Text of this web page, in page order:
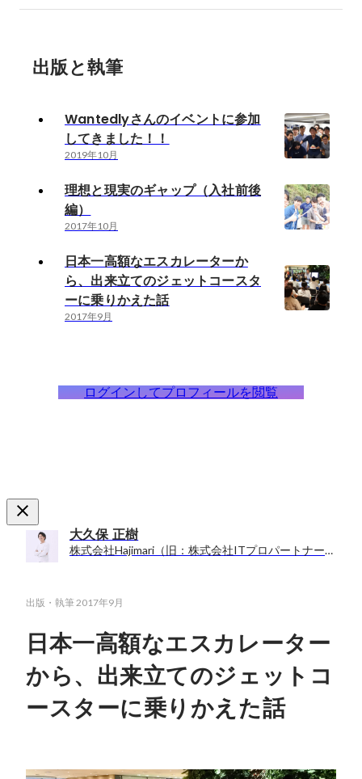
出版と執筆
Wantedlyさんのイベントに参加
してきました！！
2019年10月
理想と現実のギャップ（入社前後
編）
2017年10月
日本一高額なエスカレーターか
ら、出来立てのジェットコースタ
ーに乗りかえた話
2017年9月
ログインしてプロフィールを閲覧
大久保 正樹
株式会社Hajimari（旧：株式会社ITプロパートナーズ） / ITプロパートナーズ事業部リーダー兼採用担当
出版・執筆 2017年9月
日本一高額なエスカレーター
から、出来立てのジェットコ
ースターに乗りかえた話